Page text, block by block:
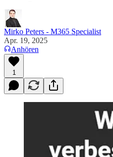
Mirko Peters - M365 Specialist
Apr. 19, 2025
Anhören
1